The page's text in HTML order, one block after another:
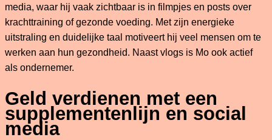
media, waar hij vaak zichtbaar is in filmpjes en posts over
krachttraining of gezonde voeding. Met zijn energieke
uitstraling en duidelijke taal motiveert hij veel mensen om te
werken aan hun gezondheid. Naast vlogs is Mo ook actief
als ondernemer.
Geld verdienen met een
supplementenlijn en social
media